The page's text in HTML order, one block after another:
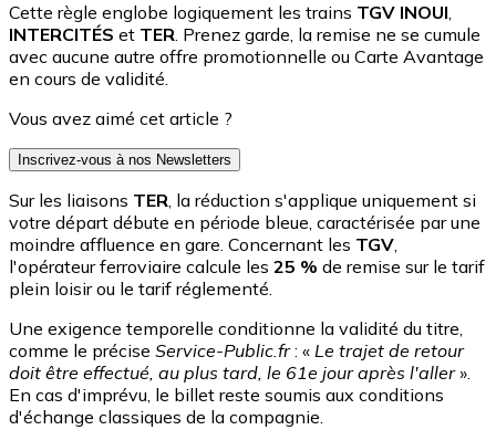
Cette règle englobe logiquement les trains TGV INOUI,
INTERCITÉS et TER. Prenez garde, la remise ne se cumule
avec aucune autre offre promotionnelle ou Carte Avantage
en cours de validité.
Vous avez aimé cet article ?
Inscrivez-vous à nos Newsletters
Sur les liaisons TER, la réduction s'applique uniquement si
votre départ débute en période bleue, caractérisée par une
moindre affluence en gare. Concernant les TGV,
l'opérateur ferroviaire calcule les 25 % de remise sur le tarif
plein loisir ou le tarif réglementé.
Une exigence temporelle conditionne la validité du titre,
comme le précise Service-Public.fr: « Le trajet de retour
doit être effectué, au plus tard, le 61e jour après l'aller».
En cas d'imprévu, le billet reste soumis aux conditions
d'échange classiques de la compagnie.